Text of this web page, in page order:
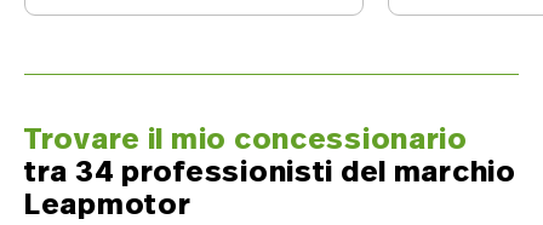
Trovare il mio concessionario
tra 34 professionisti del marchio
Leapmotor